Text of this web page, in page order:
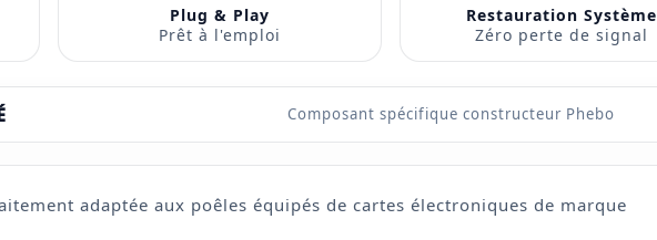
Plug & Play
Prêt à l'emploi
Restauration Système
Zéro perte de signal
Composant spécifique constructeur Phebo
adaptée aux poêles équipés de cartes électroniques de marque